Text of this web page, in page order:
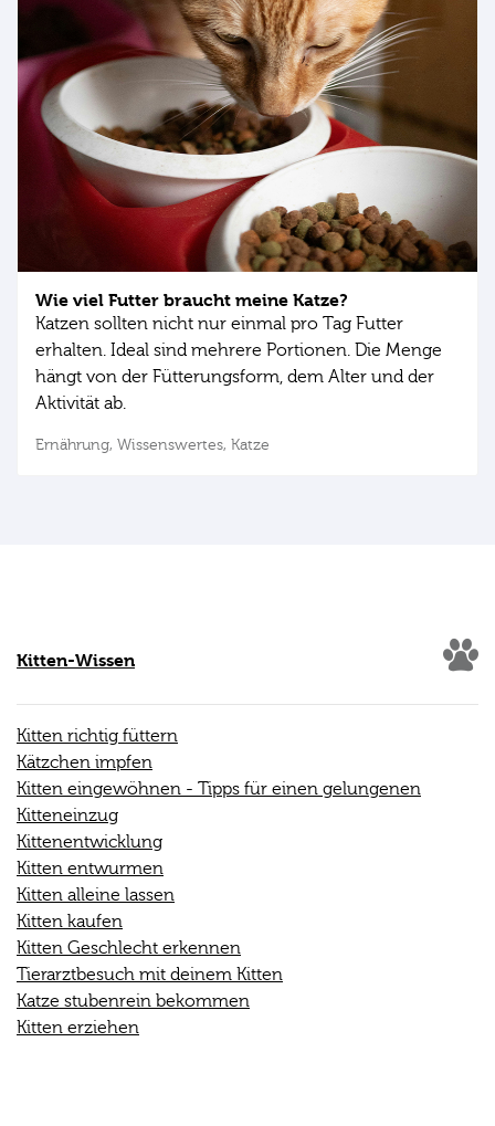
Wie viel Futter braucht meine Katze?
Katzen sollten nicht nur einmal pro Tag Futter
erhalten. Ideal sind mehrere Portionen. Die Menge
hängt von der Fütterungsform, dem Alter und der
Aktivität ab.
Ernährung, Wissenswertes, Katze
Kitten-Wissen
Kitten richtig füttern
Kätzchen impfen
Kitten eingewöhnen - Tipps für einen gelungenen
Kitteneinzug
Kittenentwicklung
Kitten entwurmen
Kitten alleine lassen
Kitten kaufen
Kitten Geschlecht erkennen
Tierarztbesuch mit deinem Kitten
Katze stubenrein bekommen
Kitten erziehen